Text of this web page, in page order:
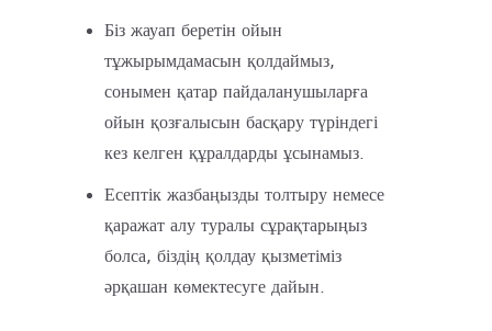
Біз жауап беретін ойын
тұжырымдамасын қолдаймыз,
сонымен қатар пайдаланушыларға
ойын қозғалысын басқару түріндегі
кез келген құралдарды ұсынамыз.
Есептік жазбаңызды толтыру немесе
қаражат алу туралы сұрақтарыңыз
болса, біздің қолдау қызметіміз
әрқашан көмектесуге дайын.